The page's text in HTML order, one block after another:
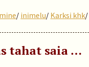
/ inimelu/ Karksi khk/
tahat saia …